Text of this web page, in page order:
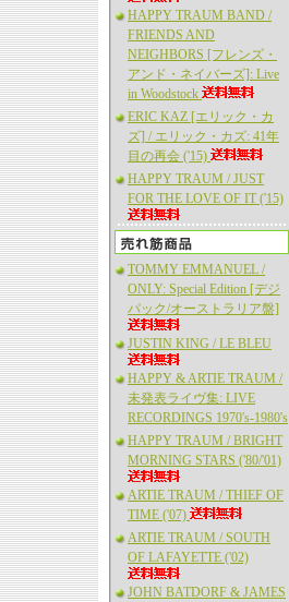
HAPPY TRAUM BAND /
FRIENDS AND
NEIGHBORS [フレンズ・
アンド・ネイバーズ]: Live
in Woodstock
ERIC KAZ [エリック・カ
ズ] / エリック・カズ: 41年
目の再会 ('15)
HAPPY TRAUM / JUST
FOR THE LOVE OF IT ('15)
TOMMY EMMANUEL /
ONLY: Special Edition [デジ
パック/オーストラリア盤]
JUSTIN KING / LE BLEU
HAPPY & ARTIE TRAUM /
未発表ライヴ集: LIVE
RECORDINGS 1970's-1980's
HAPPY TRAUM / BRIGHT
MORNING STARS ('80/'01)
ARTIE TRAUM / THIEF OF
TIME ('07)
ARTIE TRAUM / SOUTH
OF LAFAYETTE ('02)
JOHN BATDORF & JAMES